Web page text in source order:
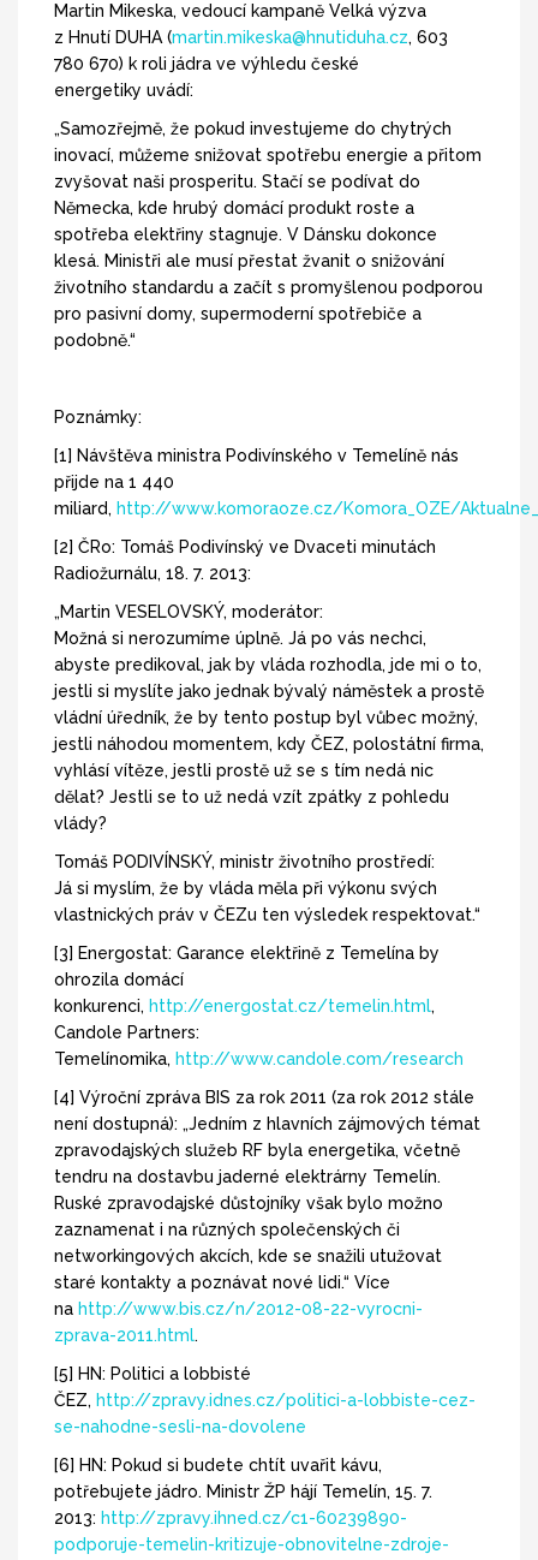
Martin Mikeska, vedoucí kampaně Velká výzva
z Hnutí DUHA (martin.mikeska@hnutiduha.cz, 603
780 670) k roli jádra ve výhledu české
energetiky uvádí:
„Samozřejmě, že pokud investujeme do chytrých
inovací, můžeme snižovat spotřebu energie a přitom
zvyšovat naši prosperitu. Stačí se podívat do
Německa, kde hrubý domácí produkt roste a
spotřeba elektřiny stagnuje. V Dánsku dokonce
klesá. Ministři ale musí přestat žvanit o snižování
životního standardu a začít s promyšlenou podporou
pro pasivní domy, supermoderní spotřebiče a
podobně.“
Poznámky:
[1] Návštěva ministra Podivínského v Temelíně nás
přijde na 1 440
miliard, http://www.komoraoze.cz/Komora_OZE/
[2] ČRo: Tomáš Podivínský ve Dvaceti minutách
Radiožurnálu, 18. 7. 2013:
„Martin VESELOVSKÝ, moderátor:
Možná si nerozumíme úplně. Já po vás nechci,
abyste predikoval, jak by vláda rozhodla, jde mi o to,
jestli si myslíte jako jednak bývalý náměstek a prostě
vládní úředník, že by tento postup byl vůbec možný,
jestli náhodou momentem, kdy ČEZ, polostátní firma,
vyhlásí vítěze, jestli prostě už se s tím nedá nic
dělat? Jestli se to už nedá vzít zpátky z pohledu
vlády?
Tomáš PODIVÍNSKÝ, ministr životního prostředí:
Já si myslím, že by vláda měla při výkonu svých
vlastnických práv v ČEZu ten výsledek respektovat.“
[3] Energostat: Garance elektřině z Temelína by
ohrozila domácí
konkurenci, http://energostat.cz/temelin.html,
Candole Partners:
Temelínomika, http://www.candole.com/research
[4] Výroční zpráva BIS za rok 2011 (za rok 2012 stále
není dostupná): „Jedním z hlavních zájmových témat
zpravodajských služeb RF byla energetika, včetně
tendru na dostavbu jaderné elektrárny Temelín.
Ruské zpravodajské důstojníky však bylo možno
zaznamenat i na různých společenských či
networkingových akcích, kde se snažili utužovat
staré kontakty a poznávat nové lidi.“ Více
na http://www.bis.cz/n/2012-08-22-vyrocni-
zprava-2011.html.
[5] HN: Politici a lobbisté
ČEZ, http://zpravy.idnes.cz/politici-a-lobbiste-cez-
se-nahodne-sesli-na-dovolene
[6] HN: Pokud si budete chtít uvařit kávu,
potřebujete jádro. Ministr ŽP hájí Temelín, 15. 7.
2013: http://zpravy.ihned.cz/c1-60239890-
podporuje-temelin-kritizuje-obnovitelne-zdroje-